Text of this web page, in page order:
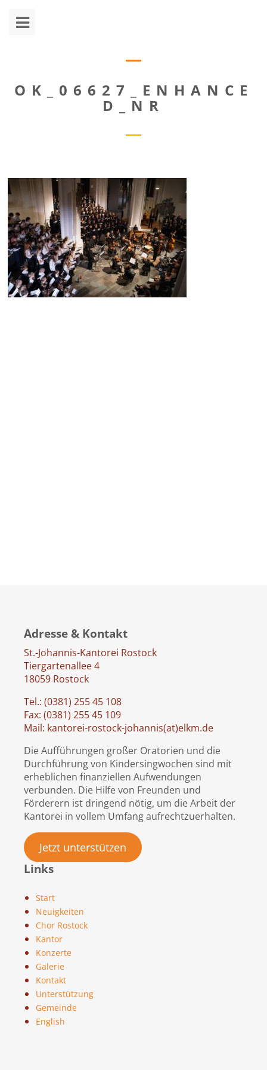
OK_06627_ENHANCE
D_NR
Adresse & Kontakt
St.-Johannis-Kantorei Rostock
Tiergartenallee 4
18059 Rostock
Tel.: (0381) 255 45 108
Fax: (0381) 255 45 109
Mail: kantorei-rostock-johannis(at)elkm.de
Die Aufführungen großer Oratorien und die
Durchführung von Kindersingwochen sind mit
erheblichen finanziellen Aufwendungen
verbunden. Die Hilfe von Freunden und
Förderern ist dringend nötig, um die Arbeit der
Kantorei in vollem Umfang aufrechtzuerhalten.
Jetzt unterstützen
Links
Start
Neuigkeiten
Chor Rostock
Kantor
Konzerte
Galerie
Kontakt
Unterstützung
Gemeinde
English